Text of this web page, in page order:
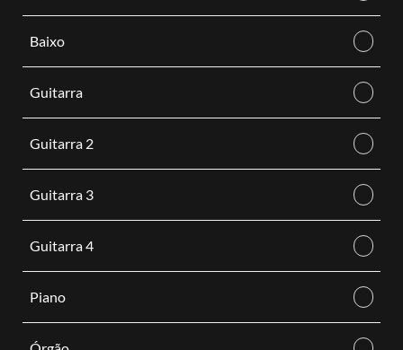
Baixo
Guitarra
Guitarra 2
Guitarra 3
Guitarra 4
Piano